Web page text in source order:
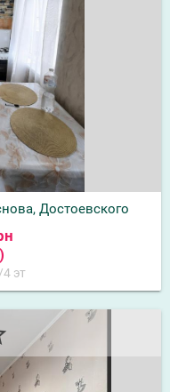
Достоевского
эт